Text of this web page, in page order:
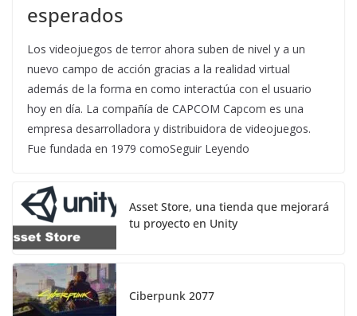
esperados
Los videojuegos de terror ahora suben de nivel y a un
nuevo campo de acción gracias a la realidad virtual
además de la forma en como interactúa con el usuario
hoy en día. La compañía de CAPCOM Capcom es una
empresa desarrolladora y distribuidora de videojuegos.
Fue fundada en 1979 comoSeguir Leyendo
Asset Store, una tienda que mejorará
tu proyecto en Unity
Ciberpunk 2077